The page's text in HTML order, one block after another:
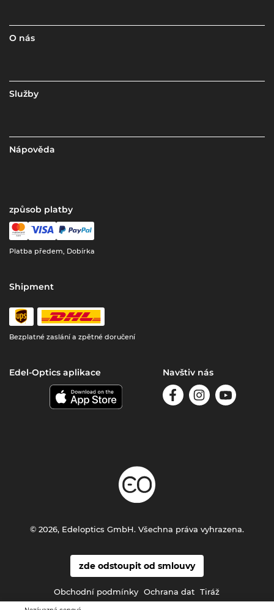
O nás
Služby
Nápověda
způsob platby
Platba předem, Dobírka
Shipment
Bezplatné zaslání a zpětné doručení
Edel-Optics aplikace Navštiv nás
zde odstoupit od smlouvy
Obchodní podmínky Ochrana dat Tiráž
© 2026, Edeloptics GmbH. Všechna práva vyhrazena.